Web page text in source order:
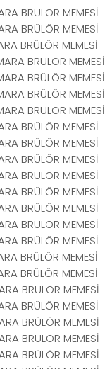
BRÜLÖR MEMESİ
BRÜLÖR MEMESİ
BRÜLÖR MEMESİ
BRÜLÖR MEMESİ
BRÜLÖR MEMESİ
BRÜLÖR MEMESİ
BRÜLÖR MEMESİ
BRÜLÖR MEMESİ
BRÜLÖR MEMESİ
BRÜLÖR MEMESİ
BRÜLÖR MEMESİ
BRÜLÖR MEMESİ
BRÜLÖR MEMESİ
BRÜLÖR MEMESİ
BRÜLÖR MEMESİ
BRÜLÖR MEMESİ
BRÜLÖR MEMESİ
BRÜLÖR MEMESİ
BRÜLÖR MEMESİ
BRÜLÖR MEMESİ
BRÜLÖR MEMESİ
BRÜLÖR MEMESİ